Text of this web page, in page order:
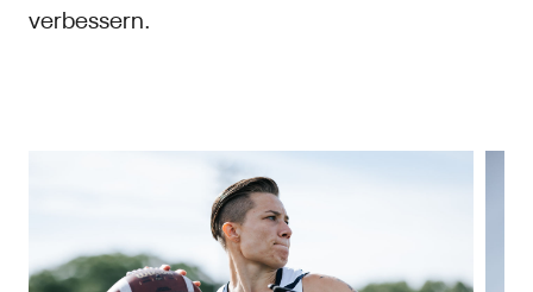
verbessern.